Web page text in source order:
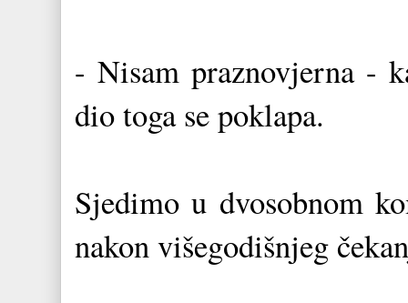
- Nisam praznovjerna -
dio toga se poklapa.
Sjedimo u dvosobnom
nakon višegodišnjeg